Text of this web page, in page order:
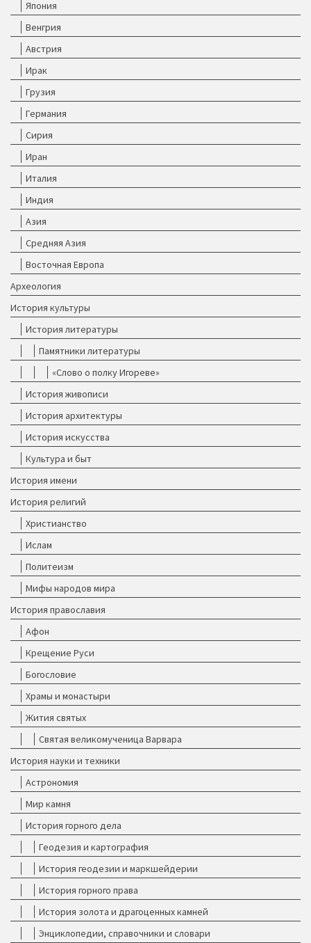
Япония
Венгрия
Австрия
Ирак
Грузия
Германия
Сирия
Иран
Италия
Индия
Азия
Средняя Азия
Восточная Европа
Археология
История культуры
История литературы
Памятники литературы
«Слово о полку Игореве»
История живописи
История архитектуры
История искусства
Культура и быт
История имени
История религий
Христианство
Ислам
Политеизм
Мифы народов мира
История православия
Афон
Крещение Руси
Богословие
Храмы и монастыри
Жития святых
Святая великомученица Варвара
История науки и техники
Астрономия
Мир камня
История горного дела
Геодезия и картография
История геодезии и маркшейдерии
История горного права
История золота и драгоценных камней
Энциклопедии, справочники и словари